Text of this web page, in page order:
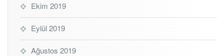
Ekim 2019
Eylül 2019
Ağustos 2019